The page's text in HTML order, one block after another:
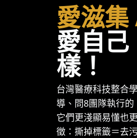
愛滋集
愛自
樣！
台灣醫療科技整合
導、問8團隊執行
它們更淺顯易懂也
徵：撕掉標籤＝去